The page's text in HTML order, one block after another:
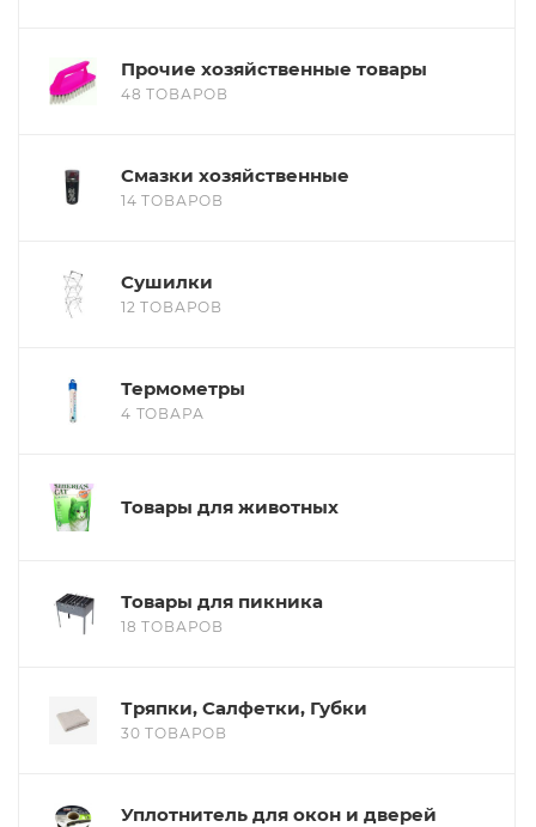
Прочие хозяйственные товары
48 ТОВАРОВ
Смазки хозяйственные
14 ТОВАРОВ
Сушилки
12 ТОВАРОВ
Термометры
4 ТОВАРА
Товары для животных
Товары для пикника
18 ТОВАРОВ
Тряпки, Салфетки, Губки
30 ТОВАРОВ
Уплотнитель для окон и дверей